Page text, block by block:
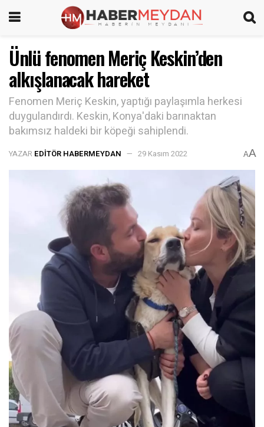
Ünlü fenomen Meriç Keskin’den
alkışlanacak hareket
Fenomen Meriç Keskin, yaptığı paylaşımla herkesi
duygulandırdı. Keskin, Konya'daki barınaktan
bakımsız haldeki bir köpeği sahiplendi.
YAZAR EDITÖR HABERMEYDAN 29 Kasım 2022 AA